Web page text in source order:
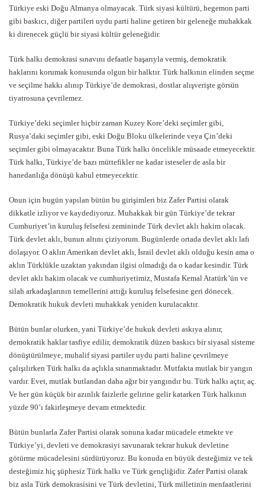
Türkiye eski Doğu Almanya olmayacak. Türk siyasi kültürü, hegemon parti
gibi baskıcı, diğer partileri uydu parti haline getiren bir geleneğe muhakkak
ki direnecek güçlü bir siyasi kültür geleneğidir.
Türk halkı demokrasi sınavını defaatle başarıyla vermiş, demokratik
haklarını korumak konusunda olgun bir halktır. Türk halkının elinden seçme
ve seçilme hakkı alınıp Türkiye’de demokrasi, dostlar alışverişte görsün
tiyatrosuna çevrilemez.
Türkiye’deki seçimler hiçbir zaman Kuzey Kore’deki seçimler gibi,
Rusya’daki seçimler gibi, eski Doğu Bloku ülkelerinde veya Çin’deki
seçimler gibi olmayacaktır. Buna Türk halkı öncelikle müsaade etmeyecektir.
Türk halkı, Türkiye’de bazı müttefikler ne kadar isteseler de asla bir
hanedanlığa dönüşü kabul etmeyecektir.
Onun için bugün yapılan bütün bu girişimleri biz Zafer Partisi olarak
dikkatle izliyor ve kaydediyoruz. Muhakkak bir gün Türkiye’de tekrar
Cumhuriyet’in kuruluş felsefesi zemininde Türk devlet aklı hakim olacak.
Türk devlet aklı, bunun altını çiziyorum. Bugünlerde ortada devlet aklı lafı
dolaşıyor. O aklın Amerikan devlet aklı, İsrail devlet aklı olduğu kesin ama o
aklın Türklükle uzaktan yakından ilgisi olmadığı da o kadar kesindir. Türk
devlet aklı hakim olacak ve cumhuriyetimiz, Mustafa Kemal Atatürk’ün ve
silah arkadaşlarının temellerini attığı kuruluş felsefesine geri dönecek.
Demokratik hukuk devleti muhakkak yeniden kurulacaktır.
Bütün bunlar olurken, yani Türkiye’de hukuk devleti askıya alınır,
demokratik haklar tasfiye edilir, demokratik düzen baskıcı bir siyasal sisteme
dönüştürülmeye, muhalif siyasi partiler uydu parti haline çevrilmeye
çalışılırken Türk halkı da açlıkla sınanmaktadır. Mutfakta mutlak bir yangın
vardır. Evet, mutlak butlandan daha ağır bir yangındır bu. Türk halkı açtır, aç.
Ve her gün küçük bir azınlık faizlerle gelirine gelir katarken Türk halkının
yüzde 90’ı fakirleşmeye devam etmektedir.
Bütün bunlarla Zafer Partisi olarak sonuna kadar mücadele etmekte ve
Türkiye’yi, devleti ve demokrasiyi savunarak tekrar hukuk devletine
götürme mücadelesini sürdürüyoruz. Bu konuda en büyük desteğimiz ve tek
desteğimiz hiç şüphesiz Türk halkı ve Türk gençliğidir. Zafer Partisi olarak
biz asla Türk demokrasisini ve Türk devletini, Türk milletinin menfaatlerini